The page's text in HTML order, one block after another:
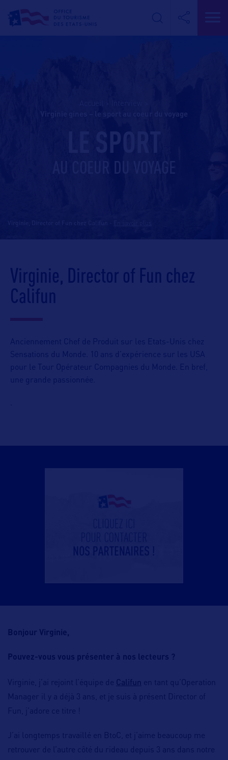
Virginie, Director of Fun chez
Califun
Anciennement Chef de Produit sur les Etats-Unis chez
Sensations du Monde. 10 ans d’expérience sur les USA
pour le Tour Opérateur Compagnies du Monde. En bref,
une grande passionnée.
Bonjour Virginie,
Pouvez-vous vous présenter à nos lecteurs ?
Virginie, j’ai rejoint l’équipe de Califun en tant qu’Operation
Manager il y a déjà 3 ans, et je suis à présent Director of
Fun, j’adore ce titre !
J’ai longtemps travaillé en BtoC, et j’aime beaucoup me
retrouver de l’autre côté du rideau depuis 3 ans dans notre